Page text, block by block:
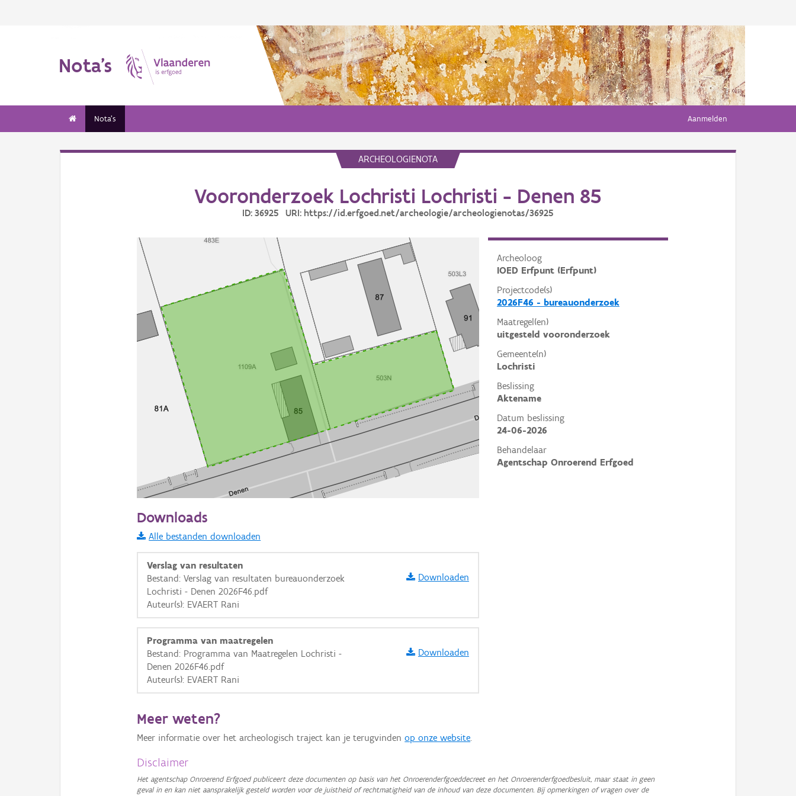
Nota's
Nota's Aanmelden
ARCHEOLOGIENOTA
Vooronderzoek Lochristi Lochristi - Denen 85
ID: 36925 URI: https://id.erfgoed.net/archeologie/archeologienotas/36925
Archeoloog
IOED Erfpunt (Erfpunt)
Projectcode(s)
2026F46 - bureauonderzoek
Maatregel(en)
uitgesteld vooronderzoek
Gemeente(n)
Lochristi
Beslissing
Aktename
Datum beslissing
24-06-2026
Behandelaar
Agentschap Onroerend Erfgoed
Informatie Vlaanderen
i
+ −
Basis Lagen
Ortho
GRB-Basiskaart in grijswaarden
Downloads
Alle bestanden downloaden
Verslag van resultaten
Bestand: Verslag van resultaten bureauonderzoek
Lochristi - Denen 2026F46.pdf
Auteur(s): EVAERT Rani
Downloaden
Programma van maatregelen
Bestand: Programma van Maatregelen Lochristi -
Denen 2026F46.pdf
Auteur(s): EVAERT Rani
Downloaden
Meer weten?
Meer informatie over het archeologisch traject kan je terugvindenop onze website.
Disclaimer
Het agentschap Onroerend Erfgoed publiceert deze documenten op basis van het Onroerenderfgoeddecreet en het Onroerenderfgoedbesluit, maar staat in geen
geval in en kan niet aansprakelijk gesteld worden voor de juistheid of rechtmatigheid van de inhoud van deze documenten. Bij opmerkingen of vragen over de